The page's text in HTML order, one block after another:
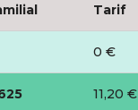
Tarif
0 €
11,20 €